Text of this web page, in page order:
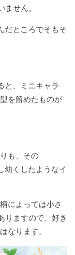
せん。
だところでそもそ
と、ミニキャラ
を留めたものが
も、その
幼くしたようなイ
によっては小さ
りますので、好き
なります。